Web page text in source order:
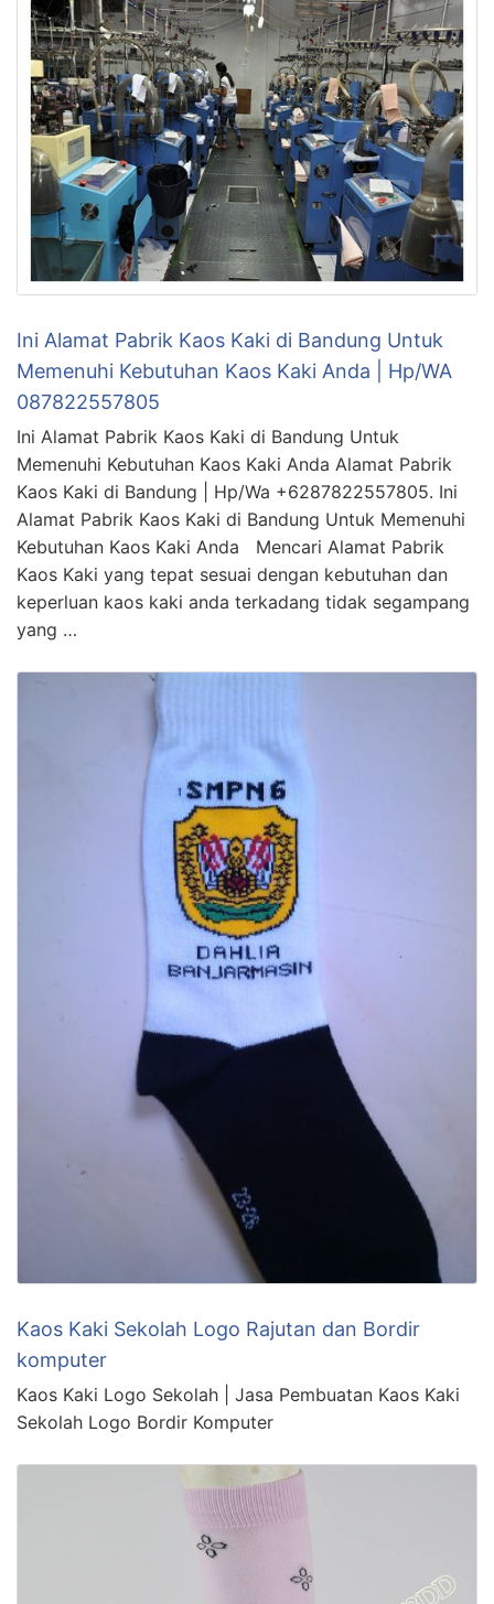
Ini Alamat Pabrik Kaos Kaki di Bandung Untuk
Memenuhi Kebutuhan Kaos Kaki Anda | Hp/WA
087822557805
Ini Alamat Pabrik Kaos Kaki di Bandung Untuk
Memenuhi Kebutuhan Kaos Kaki Anda Alamat Pabrik
Kaos Kaki di Bandung | Hp/Wa +6287822557805. Ini
Alamat Pabrik Kaos Kaki di Bandung Untuk Memenuhi
Kebutuhan Kaos Kaki Anda Mencari Alamat Pabrik
Kaos Kaki yang tepat sesuai dengan kebutuhan dan
keperluan kaos kaki anda terkadang tidak segampang
yang …
Kaos Kaki Sekolah Logo Rajutan dan Bordir
komputer
Kaos Kaki Logo Sekolah | Jasa Pembuatan Kaos Kaki
Sekolah Logo Bordir Komputer